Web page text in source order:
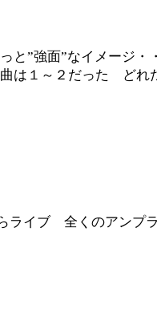
と”強面”なイメージ・
は１～２だった どれ
らライブ 全くのアン